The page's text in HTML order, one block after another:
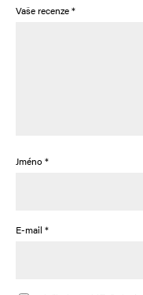
Vaše recenze*
Jméno *
E-mail *